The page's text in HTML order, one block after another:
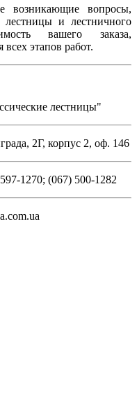
вопросы,
и лестничного
вашего заказа,
этапов работ.
лестницы"
2Г, корпус 2, оф. 146
1270; (067) 500-1282